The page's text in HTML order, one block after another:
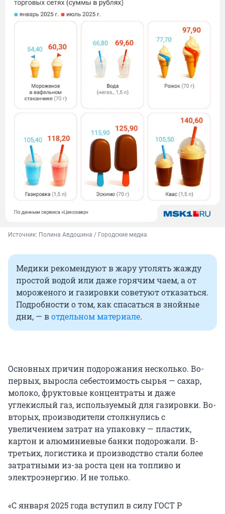
Источник: Полина Авдошина / Городские медиа
Медики рекомендуют в жару утолять жажду
простой водой или даже горячим чаем, а от
мороженого и газировки советуют отказаться.
Подробности о том, как спасаться в знойные
дни, — вотдельном материале.
Основных причин подорожания несколько. Во-
первых, выросла себестоимость сырья — сахар,
молоко, фруктовые концентраты и даже
углекислый газ, используемый для газировки. Во-
вторых, производители столкнулись с
увеличением затрат на упаковку — пластик,
картон и алюминиевые банки подорожали. В-
третьих, логистика и производство стали более
затратными из-за роста цен на топливо и
электроэнергию. И не только.
«С января 2025 года вступил в силу ГОСТ Р